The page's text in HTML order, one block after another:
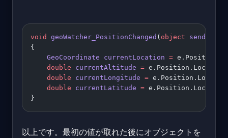
void geoWatcher_PositionChanged ( object sender
{
    GeoCoordinate
currentLocation =
    double
currentAltitude =
    double
currentLongitude =
    double
currentLatitude =
}
以上です。最初の値が取れた後にオブジェクトを